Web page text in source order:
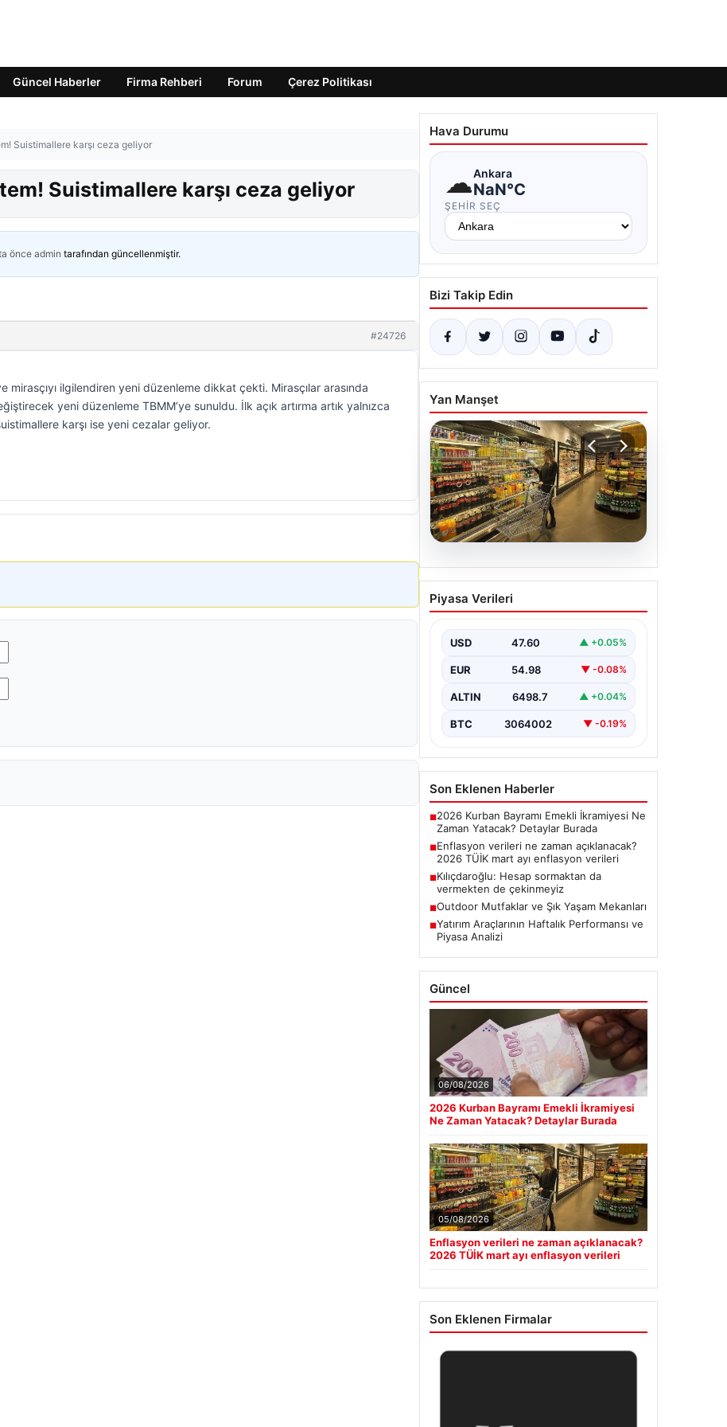
Güncel Haberler Firma Rehberi Forum Çerez Politikası
Suistimallere karşı ceza geliyor
Suistimallere karşı ceza geliyor
önceadmin tarafından güncellenmiştir.
#24726
mirasçıyı ilgilendiren yeni düzenleme dikkat çekti. Mirasçılar arasında
yeni düzenleme TBMM’ye sunuldu. İlk açık artırma artık yalnızca
karşı ise yeni cezalar geliyor.
Hava Durumu
☁Ankara
NaN°C
ŞEHIR SEÇ
Bizi Takip Edin
Yan Manşet
Enflasyon verileri ne
zaman açıklanacak? 2026
verileri
Piyasa Verileri
USD 47.60 ▲ +0.05%
EUR 54.98 ▼ -0.08%
ALTIN 6498.7 ▲ +0.04%
BTC 3064002 ▼ -0.19%
Son Eklenen Haberler
■2026 Kurban Bayramı Emekli İkramiyesi Ne
Zaman Yatacak? Detaylar Burada
■Enflasyon verileri ne zaman açıklanacak?
2026 TÜİK mart ayı enflasyon verileri
■Kılıçdaroğlu: Hesap sormaktan da
vermekten de çekinmeyiz
■Outdoor Mutfaklar ve Şık Yaşam Mekanları
■Yatırım Araçlarının Haftalık Performansı ve
Piyasa Analizi
Güncel
06/08/2026
2026 Kurban Bayramı Emekli İkramiyesi
Ne Zaman Yatacak? Detaylar Burada
05/08/2026
Enflasyon verileri ne zaman açıklanacak?
2026 TÜİK mart ayı enflasyon verileri
Son Eklenen Firmalar